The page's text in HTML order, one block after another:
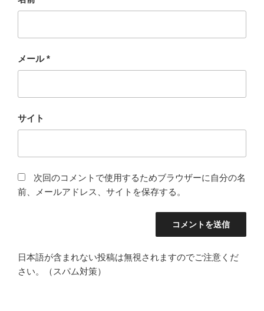
メール*
サイト
次回のコメントで使用するためブラウザーに自分の名
前、メールアドレス、サイトを保存する。
日本語が含まれない投稿は無視されますのでご注意くだ
さい。（スパム対策）